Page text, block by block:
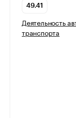
49.41
Деятельность
транспорта